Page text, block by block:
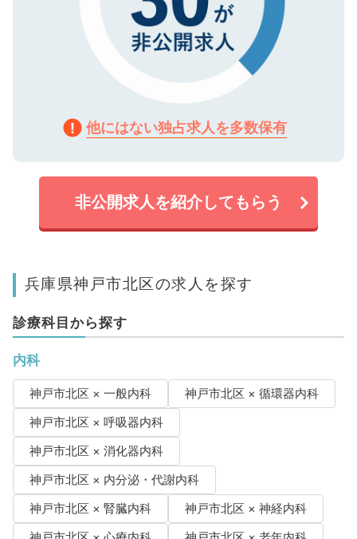
他にはない独占求人を多数保有
非公開求人を紹介してもらう
兵庫県神戸市北区の求人を探す
診療科目から探す
内科
神戸市北区 × 一般内科
神戸市北区 × 循環器内科
神戸市北区 × 呼吸器内科
神戸市北区 × 消化器内科
神戸市北区 × 内分泌・代謝内科
神戸市北区 × 腎臓内科
神戸市北区 × 神経内科